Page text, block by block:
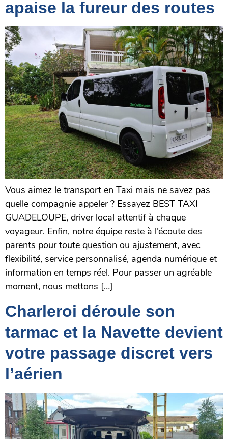
apaise la fureur des routes
Vous aimez le transport en Taxi mais ne savez pas
quelle compagnie appeler ? Essayez BEST TAXI
GUADELOUPE, driver local attentif à chaque
voyageur. Enfin, notre équipe reste à l’écoute des
parents pour toute question ou ajustement, avec
flexibilité, service personnalisé, agenda numérique et
information en temps réel. Pour passer un agréable
moment, nous mettons […]
Charleroi déroule son
tarmac et la Navette devient
votre passage discret vers
l’aérien